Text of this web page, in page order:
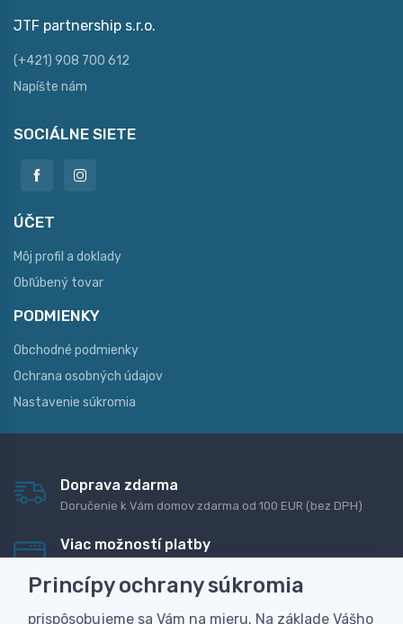
JTF partnership s.r.o.
(+421) 908 700 612
Napíšte nám
SOCIÁLNE SIETE
ÚČET
Môj profil a doklady
Obľúbený tovar
PODMIENKY
Obchodné podmienky
Ochrana osobných údajov
Nastavenie súkromia
Doprava zdarma
Doručenie k Vám domov zdarma od 100 EUR (bez DPH)
Viac možností platby
dobierku
Personalizácia
Princípy ochrany súkromia
prispôsobujeme sa Vám na mieru. Na základe Vášho